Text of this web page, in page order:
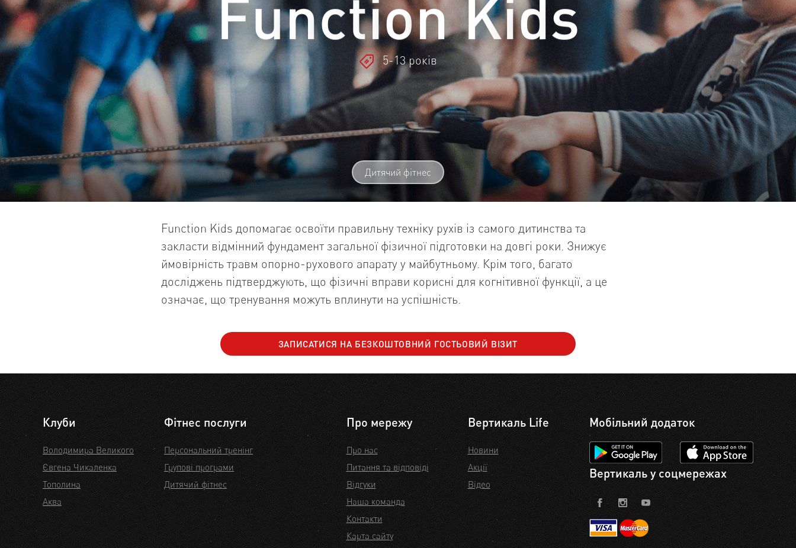
5-13 років
Дитячий фітнес
Function Kids допомагає освоїти правильну техніку рухів із самого дитинства та
закласти відмінний фундамент загальної фізичної підготовки на довгі роки. Знижує
ймовірність травм опорно-рухового апарату у майбутньому. Крім того, багато
досліджень підтверджують, що фізичні вправи корисні для когнітивної функції, а це
означає, що тренування можуть вплинути на успішність.
ЗАПИСАТИСЯ НА БЕЗКОШТОВНИЙ ГОСТЬОВИЙ ВІЗИТ
Клуби
Володимира Великого
Євгена Чикаленка
Тополина
Аква
Фітнес послуги
Персональний тренінг
Групові програми
Дитячий фітнес
Про мережу
Про нас
Питання та відповіді
Відгуки
Наша команда
Контакти
Карта сайту
Вертикаль Life
Новини
Акції
Відео
Мобільний додаток
Вертикаль у соцмережах